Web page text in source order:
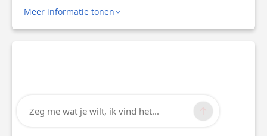
Meer informatie tonen
Zeg me wat je wilt, ik vind het...